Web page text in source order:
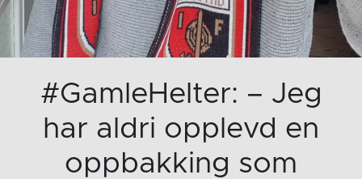
#GamleHelter: – Jeg
har aldri opplevd en
oppbakking som